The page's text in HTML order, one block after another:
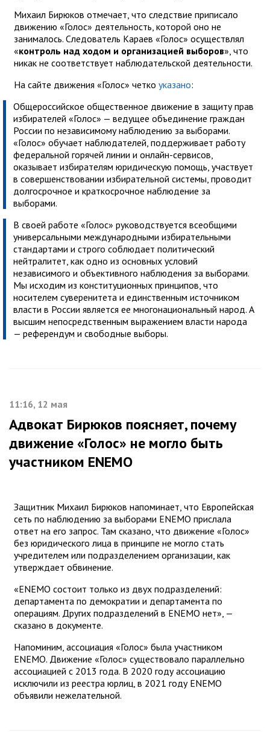
Михаил Бирюков отмечает, что следствие приписало
движению «Голос» деятельность, которой оно не
занималось. Следователь Караев «Голос» осуществлял
«контроль над ходом и организацией выборов», что
никак не соответствует наблюдательской деятельности.
На сайте движения «Голос» четко указано:
Общероссийское общественное движение в защиту прав
избирателей «Голос» — ведущее объединение граждан
России по независимому наблюдению за выборами.
«Голос» обучает наблюдателей, поддерживает работу
федеральной горячей линии и онлайн-сервисов,
оказывает избирателям юридическую помощь, участвует
в совершенствовании избирательной системы, проводит
долгосрочное и краткосрочное наблюдение за
выборами.
В своей работе «Голос» руководствуется всеобщими
универсальными международными избирательными
стандартами и строго соблюдает политический
нейтралитет, как одно из основных условий
независимого и объективного наблюдения за выборами.
Мы исходим из конституционных принципов, что
носителем суверенитета и единственным источником
власти в России является ее многонациональный народ. А
высшим непосредственным выражением власти народа
— референдум и свободные выборы.
11:16, 12 мая
Адвокат Бирюков поясняет, почему
движение «Голос» не могло быть
участником ENEMO
Защитник Михаил Бирюков напоминает, что Европейская
сеть по наблюдению за выборами ENEMO прислала
ответ на его запрос. Там сказано, что движение «Голос»
без юридического лица в принципе не могло стать
учредителем или подразделением организации, как
утверждает обвинение.
«ENEMO состоит только из двух подразделений:
департамента по демократии и департамента по
операциям. Других подразделений в ENEMO нет», —
сказано в документе.
Напоминим, ассоциация «Голос» была участником
ENEMO. Движение «Голос» существовало параллельно
ассоциацией с 2013 года. В 2020 году ассоциацию
исключили из реестра юрлиц, в 2021 году ENEMO
объявили нежелательной.